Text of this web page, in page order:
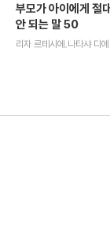
부모가 아이에게 절
안 되는 말 50